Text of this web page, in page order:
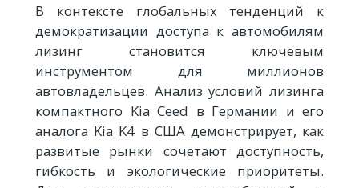
В контексте глобальных тенденций к
демократизации доступа к автомобилям
лизинг становится ключевым
инструментом для миллионов
автовладельцев. Анализ условий лизинга
компактного Kia Ceed в Германии и его
аналога Kia K4 в США демонстрирует, как
развитые рынки сочетают доступность,
гибкость и экологические приоритеты.